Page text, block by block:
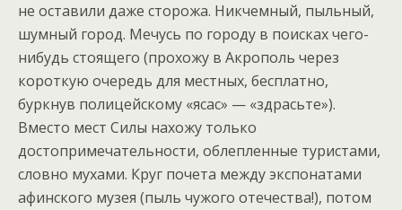
не оставили даже сторожа. Никчемный, пыльный,
шумный город. Мечусь по городу в поисках чего-
нибудь стоящего (прохожу в Акрополь через
короткую очередь для местных, бесплатно,
буркнув полицейскому «ясас» — «здрасьте»).
Вместо мест Силы нахожу только
достопримечательности, облепленные туристами,
словно мухами. Круг почета между экспонатами
афинского музея (пыль чужого отечества!), потом